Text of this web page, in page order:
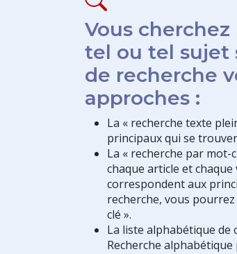
Vous
tel ou tel sujet
de recherche
approches :
La « recherche texte
principaux qui se
La « recherche par mot-
chaque article et
correspondent aux
recherche, vous
clé ».
La liste alphabétique de
Recherche alphabétique